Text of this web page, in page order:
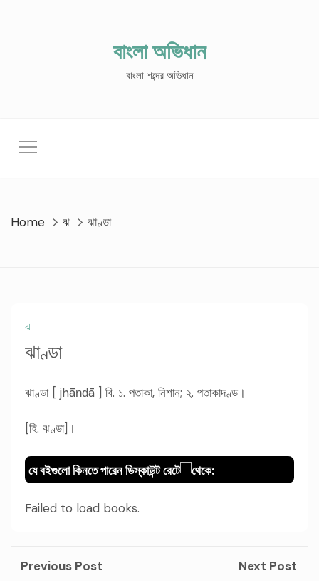
বাংলা অভিধান
বাংলা শব্দের অভিধান
Home ঝ ঝাণ্ডা
ঝ
ঝাণ্ডা
ঝাণ্ডা [ jhāṇḍā ] বি. ১. পতাকা, নিশান; ২. পতাকাদণ্ড।
[হি. ঝণ্ডা]।
যে বইগুলো কিনতে পারেন ডিস্কাউন্ট রেটে থেকে:
Failed to load books.
Previous Post
Next Post